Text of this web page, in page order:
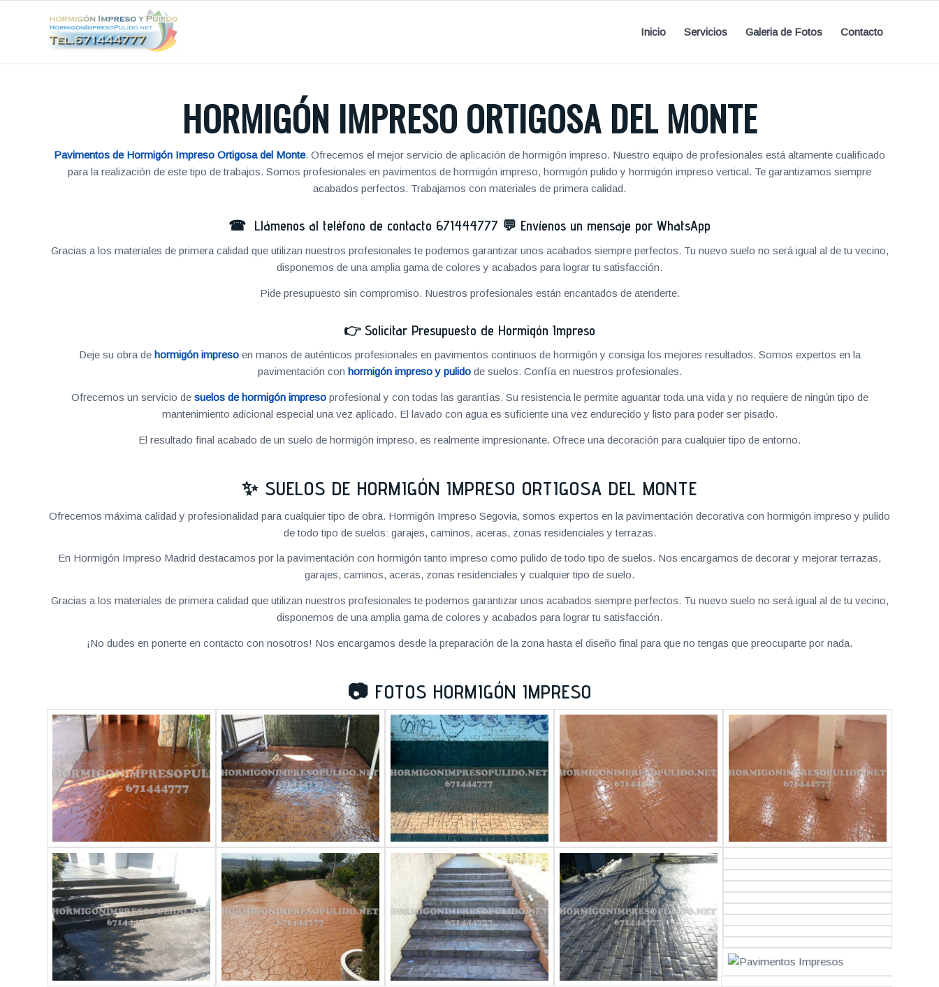
Inicio Servicios Galeria de Fotos Contacto
HORMIGÓN IMPRESO ORTIGOSA DEL MONTE
Pavimentos de Hormigón Impreso Ortigosa del Monte. Ofrecemos el mejor servicio de aplicación de hormigón impreso. Nuestro equipo de profesionales está altamente cualificado
para la realización de este tipo de trabajos. Somos profesionales en pavimentos de hormigón impreso, hormigón pulido y hormigón impreso vertical. Te garantizamos siempre
acabados perfectos. Trabajamos con materiales de primera calidad.
☎ Llámenos al teléfono de contacto 671444777 💬 Envíenos un mensaje por WhatsApp
Gracias a los materiales de primera calidad que utilizan nuestros profesionales te podemos garantizar unos acabados siempre perfectos. Tu nuevo suelo no será igual al de tu vecino,
disponemos de una amplia gama de colores y acabados para lograr tu satisfacción.
Pide presupuesto sin compromiso. Nuestros profesionales están encantados de atenderte.
👉 Solicitar Presupuesto de Hormigón Impreso
Deje su obra de hormigón impresoen manos de auténticos profesionales en pavimentos continuos de hormigón y consiga los mejores resultados. Somos expertos en la
pavimentación con hormigón impreso y pulidode suelos. Confía en nuestros profesionales.
Ofrecemos un servicio de suelos de hormigón impresoprofesional y con todas las garantías. Su resistencia le permite aguantar toda una vida y no requiere de ningún tipo de
mantenimiento adicional especial una vez aplicado. El lavado con agua es suficiente una vez endurecido y listo para poder ser pisado.
El resultado final acabado de un suelo de hormigón impreso, es realmente impresionante. Ofrece una decoración para cualquier tipo de entorno.
✨ SUELOS DE HORMIGÓN IMPRESO ORTIGOSA DEL MONTE
Ofrecemos máxima calidad y profesionalidad para cualquier tipo de obra. Hormigón Impreso Segovia, somos expertos en la pavimentación decorativa con hormigón impreso y pulido
de todo tipo de suelos: garajes, caminos, aceras, zonas residenciales y terrazas.
En Hormigón Impreso Madrid destacamos por la pavimentación con hormigón tanto impreso como pulido de todo tipo de suelos. Nos encargamos de decorar y mejorar terrazas,
garajes, caminos, aceras, zonas residenciales y cualquier tipo de suelo.
Gracias a los materiales de primera calidad que utilizan nuestros profesionales te podemos garantizar unos acabados siempre perfectos. Tu nuevo suelo no será igual al de tu vecino,
disponemos de una amplia gama de colores y acabados para lograr tu satisfacción.
¡No dudes en ponerte en contacto con nosotros! Nos encargamos desde la preparación de la zona hasta el diseño final para que no tengas que preocuparte por nada.
📷 FOTOS HORMIGÓN IMPRESO